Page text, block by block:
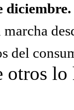
diciembre.
del
otros